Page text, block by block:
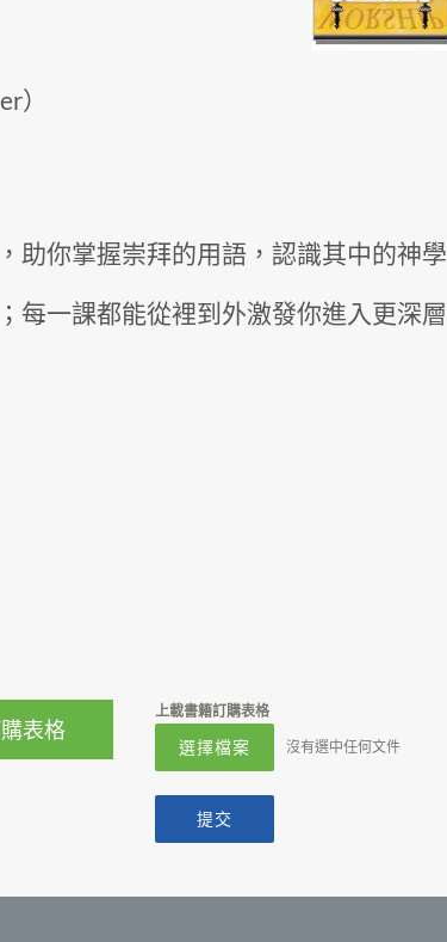
）
助你掌握崇拜的用語，認識其中的神學
每一課都能從裡到外激發你進入更深層
表格
上載書籍訂購表格
選擇檔案 沒有選中任何文件
提交